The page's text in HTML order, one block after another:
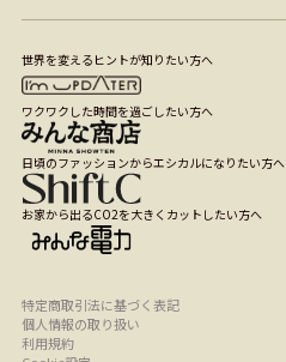
世界を変えるヒントが知りたい方へ
ワクワクした時間を過ごしたい方へ
日頃のファッションからエシカルになりたい方へ
お家から出るCO2を大きくカットしたい方へ
特定商取引法に基づく表記
個人情報の取り扱い
利用規約